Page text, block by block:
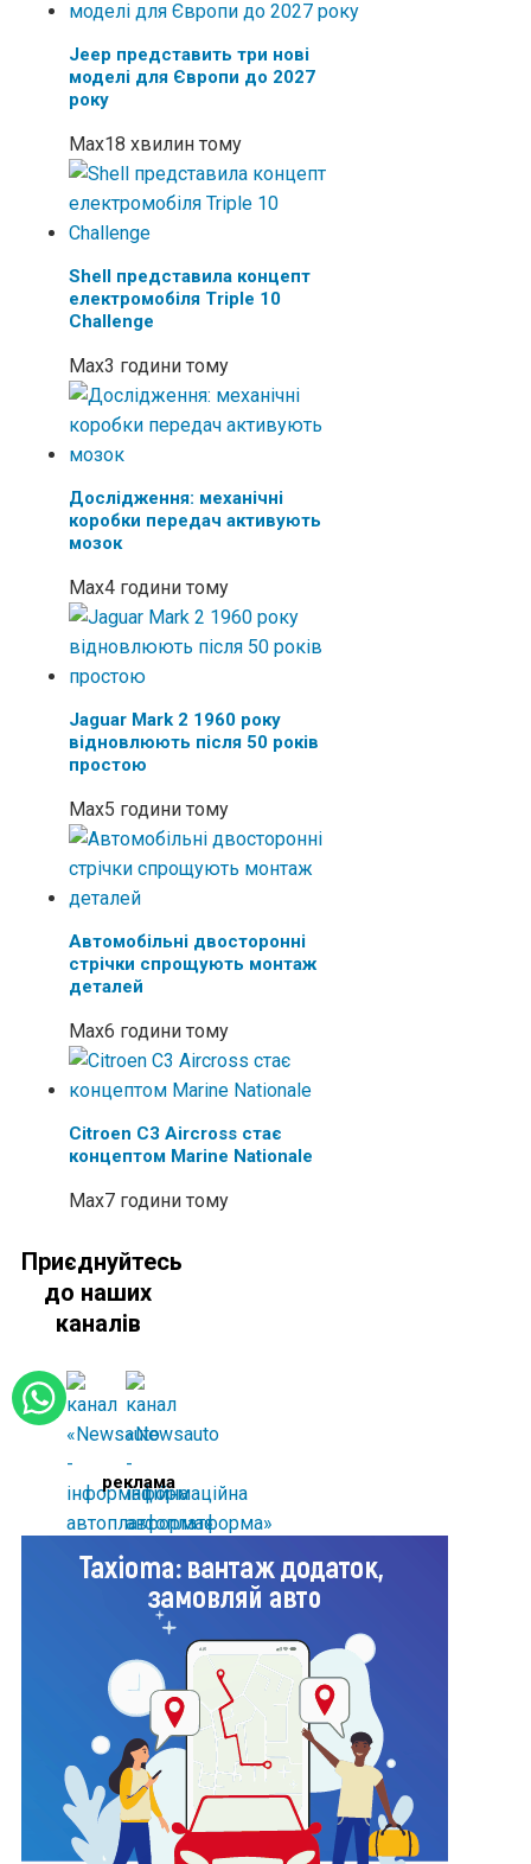
Jeep представить три нові
моделі для Європи до 2027
року
Max18 хвилин тому
Shell представила концепт
електромобіля Triple 10
Challenge
Max3 години тому
Дослідження: механічні
коробки передач активують
мозок
Max4 години тому
Jaguar Mark 2 1960 року
відновлюють після 50 років
простою
Max5 години тому
Автомобільні двосторонні
стрічки спрощують монтаж
деталей
Max6 години тому
Citroen C3 Aircross стає
концептом Marine Nationale
Max7 години тому
Приєднуйтесь
до наших
каналів
реклама